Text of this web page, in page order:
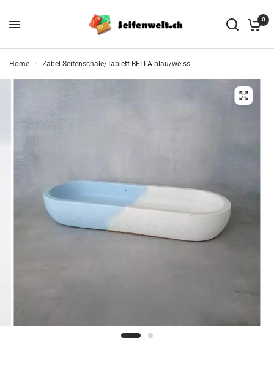
0
Home / Zabel Seifenschale/Tablett BELLA blau/weiss